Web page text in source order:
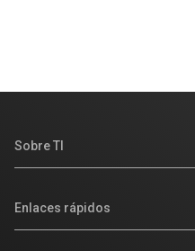
Sobre TI
Enlaces rápidos